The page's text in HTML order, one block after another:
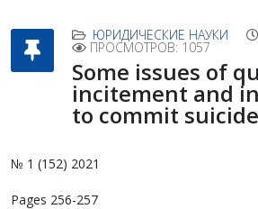
ЮРИДИЧЕСКИЕ НАУКИ
ПРОСМОТРОВ: 1057
Some issues of
incitement and
to commit suicide
№ 1 (152) 2021
Pages 256-257